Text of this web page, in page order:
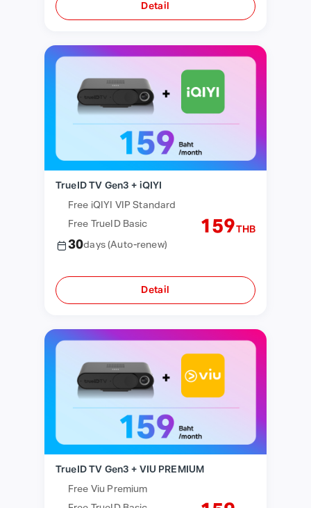
Detail
TrueID TV Gen3 + iQIYI
Free iQIYI VIP Standard
Free TrueID Basic
30days(Auto-renew)
159THB
Detail
TrueID TV Gen3 + VIU PREMIUM
Free Viu Premium